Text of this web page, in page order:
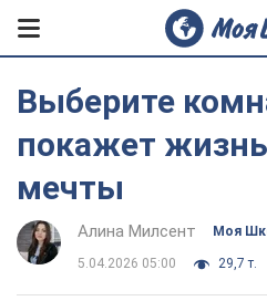
Выберите
покажет
мечты
Алина Милсент Моя
5.04.2026 05:00 29,7 т.